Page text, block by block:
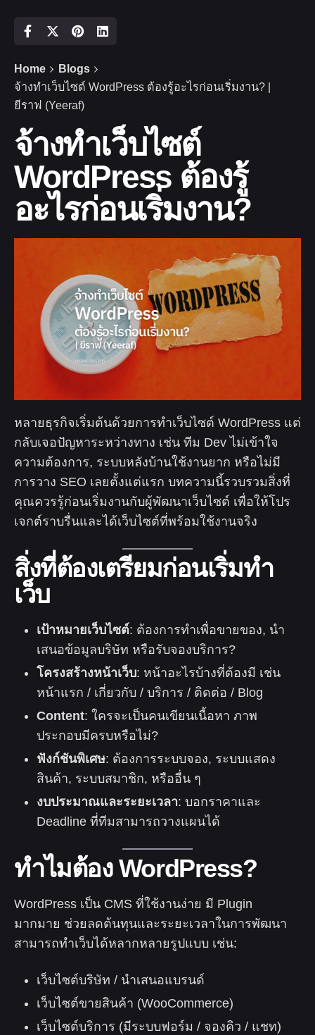
Home
Blogs
จ้างทำเว็บไซต์ WordPress ต้องรู้อะไรก่อนเริ่มงาน? |
ยีราฟ (Yeeraf)
จ้างทำเว็บไซต์
WordPress ต้องรู้
อะไรก่อนเริ่มงาน?
หลายธุรกิจเริ่มต้นด้วยการทำเว็บไซต์ WordPress แต่
กลับเจอปัญหาระหว่างทาง เช่น ทีม Dev ไม่เข้าใจ
ความต้องการ, ระบบหลังบ้านใช้งานยาก หรือไม่มี
การวาง SEO เลยตั้งแต่แรก บทความนี้รวบรวมสิ่งที่
คุณควรรู้ก่อนเริ่มงานกับผู้พัฒนาเว็บไซต์ เพื่อให้โปร
เจกต์ราบรื่นและได้เว็บไซต์ที่พร้อมใช้งานจริง
สิ่งที่ต้องเตรียมก่อนเริ่มทำ
เว็บ
เป้าหมายเว็บไซต์: ต้องการทำเพื่อขายของ, นำ
เสนอข้อมูลบริษัท หรือรับจองบริการ?
โครงสร้างหน้าเว็บ: หน้าอะไรบ้างที่ต้องมี เช่น
หน้าแรก / เกี่ยวกับ / บริการ / ติดต่อ / Blog
Content: ใครจะเป็นคนเขียนเนื้อหา ภาพ
ประกอบมีครบหรือไม่?
ฟังก์ชันพิเศษ: ต้องการระบบจอง, ระบบแสดง
สินค้า, ระบบสมาชิก, หรืออื่น ๆ
งบประมาณและระยะเวลา: บอกราคาและ
Deadline ที่ทีมสามารถวางแผนได้
ทำไมต้อง WordPress?
WordPress เป็น CMS ที่ใช้งานง่าย มี Plugin
มากมาย ช่วยลดต้นทุนและระยะเวลาในการพัฒนา
สามารถทำเว็บได้หลากหลายรูปแบบ เช่น:
เว็บไซต์บริษัท / นำเสนอแบรนด์
เว็บไซต์ขายสินค้า (WooCommerce)
เว็บไซต์บริการ (มีระบบฟอร์ม / จองคิว / แชท)